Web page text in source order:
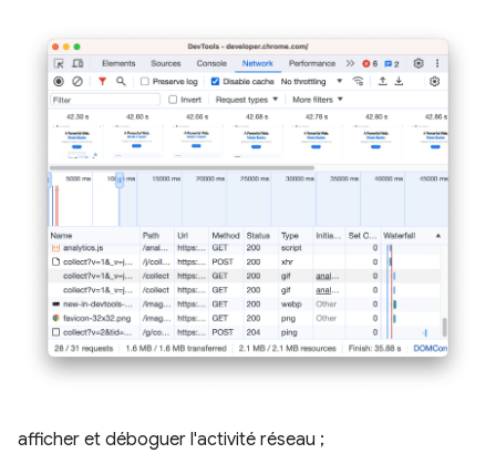
afficher et déboguer l'activité réseau ;